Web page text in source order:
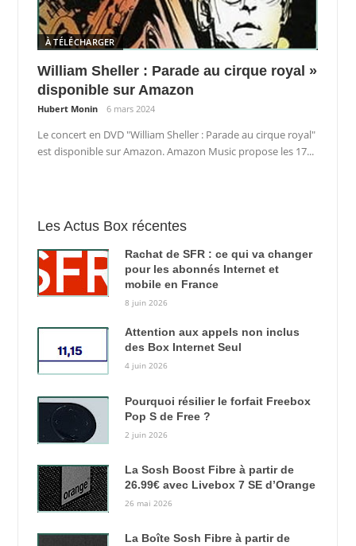
À TÉLÉCHARGER
William Sheller : Parade au cirque royal »
disponible sur Amazon
Hubert Monin 6 mars 2024
Le concert en DVD "William Sheller : Parade au cirque royal"
est disponible sur Amazon. Amazon Music propose les 17...
Les Actus Box récentes
Rachat de SFR : ce qui va changer
pour les abonnés Internet et
mobile en France
8 juin 2026
Attention aux appels non inclus
des Box Internet Seul
4 juin 2026
Pourquoi résilier le forfait Freebox
Pop S de Free ?
2 juin 2026
La Sosh Boost Fibre à partir de
26.99€ avec Livebox 7 SE d’Orange
26 mai 2026
La Boîte Sosh Fibre à partir de